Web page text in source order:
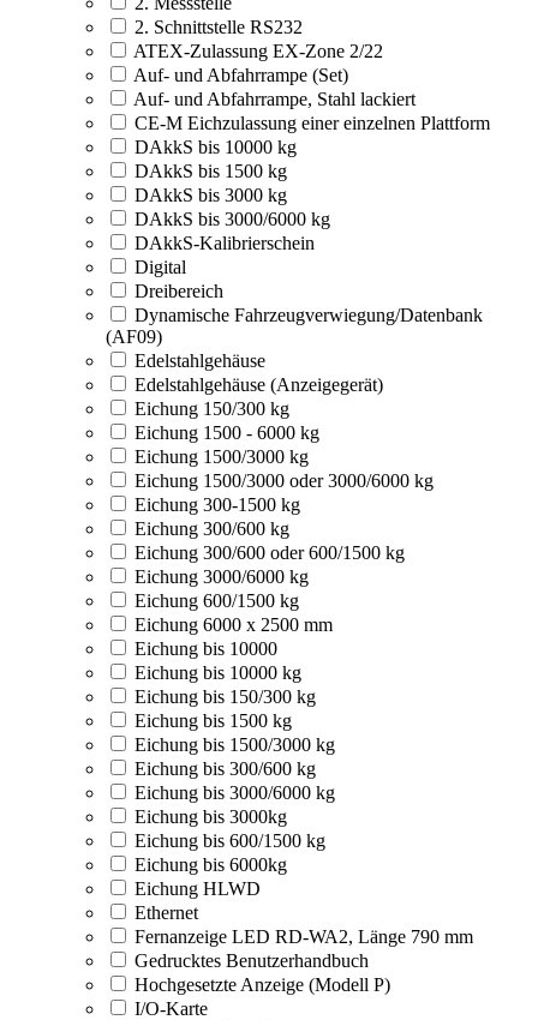
2. Schnittstelle RS232
ATEX-Zulassung EX-Zone 2/22
Auf- und Abfahrrampe (Set)
Auf- und Abfahrrampe, Stahl lackiert
CE-M Eichzulassung einer einzelnen Plattform
DAkkS bis 10000 kg
DAkkS bis 1500 kg
DAkkS bis 3000 kg
DAkkS bis 3000/6000 kg
DAkkS-Kalibrierschein
Digital
Dreibereich
Dynamische Fahrzeugverwiegung/Datenbank
(AF09)
Edelstahlgehäuse
Edelstahlgehäuse (Anzeigegerät)
Eichung 150/300 kg
Eichung 1500 - 6000 kg
Eichung 1500/3000 kg
Eichung 1500/3000 oder 3000/6000 kg
Eichung 300-1500 kg
Eichung 300/600 kg
Eichung 300/600 oder 600/1500 kg
Eichung 3000/6000 kg
Eichung 600/1500 kg
Eichung 6000 x 2500 mm
Eichung bis 10000
Eichung bis 10000 kg
Eichung bis 150/300 kg
Eichung bis 1500 kg
Eichung bis 1500/3000 kg
Eichung bis 300/600 kg
Eichung bis 3000/6000 kg
Eichung bis 3000kg
Eichung bis 600/1500 kg
Eichung bis 6000kg
Eichung HLWD
Ethernet
Fernanzeige LED RD-WA2, Länge 790 mm
Gedrucktes Benutzerhandbuch
Hochgesetzte Anzeige (Modell P)
I/O-Karte